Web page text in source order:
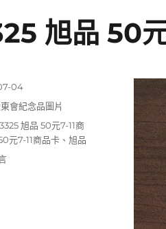
旭品 50
04
會紀念品圖片
3325 旭品 50元7-11商
元7-11商品卡 、旭品